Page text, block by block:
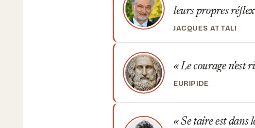
leurs propres
JACQUES ATTALI
Le courage n'est
EURIPIDE
Se taire est dans